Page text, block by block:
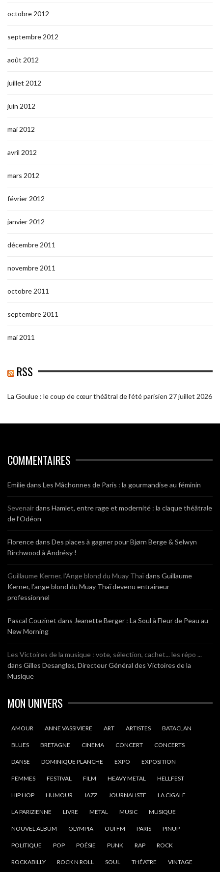
octobre 2012
septembre 2012
août 2012
juillet 2012
juin 2012
mai 2012
avril 2012
mars 2012
février 2012
janvier 2012
décembre 2011
novembre 2011
octobre 2011
septembre 2011
mai 2011
RSS
La Goulue : le coup de cœur théâtral de l’été parisien 27 juillet 2026
COMMENTAIRES
Emiliedans Les Mâchonnes de Paris : la gourmandise au féminin
Sevenairdans Hamlet, entre rage et modernité : la claque théâtrale
de l’Odéon
Florencedans Des places à gagner pour Bjørn Berge & Selwyn
Birchwood à Andrésy !
Guillaume Kerner, l’Ange blond du Muay Thaïdans Guillaume
Kerner, l’ange blond du Muay Thaï devenu entraineur
professionnel
Pascal Couzinet dans Jeanette Berger : La Soul à Fleur de Peau au
New Morning
Les Victoires de la musique : vote, sélection, cachet... les répo ...
dans Gilles Desangles, Directeur Général des Victoires de la
Musique
MON UNIVERS
AMOUR ANNE VASSIVIERE ART ARTISTES BATACLAN
BLUES BRETAGNE CINEMA CONCERT CONCERTS
DANSE DOMINIQUE PLANCHE EXPO EXPOSITION
FEMMES FESTIVAL FILM HEAVY METAL HELLFEST
HIP HOP HUMOUR JAZZ JOURNALISTE LA CIGALE
LA PARIZIENNE LIVRE METAL MUSIC MUSIQUE
NOUVEL ALBUM OLYMPIA OUI FM PARIS PINUP
POLITIQUE POP POÉSIE PUNK RAP ROCK
ROCKABILLY ROCK N ROLL SOUL THÉATRE VINTAGE